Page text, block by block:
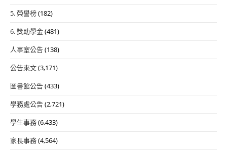
5. 榮譽榜(182)
6. 獎助學金(481)
人事室公告(138)
公告來文(3,171)
圖書館公告(433)
學務處公告(2,721)
學生事務(6,433)
家長事務(4,564)